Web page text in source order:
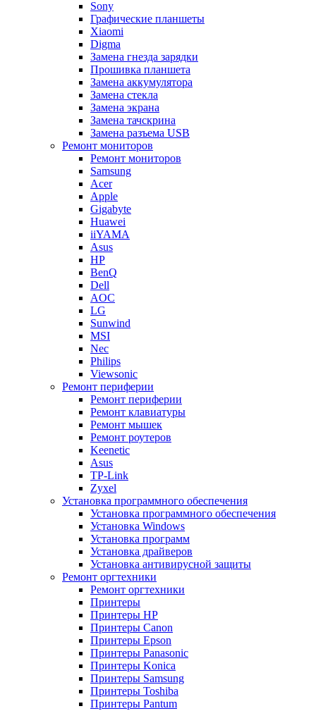
Sony
Графические планшеты
Xiaomi
Digma
Замена гнезда зарядки
Прошивка планшета
Замена аккумулятора
Замена стекла
Замена экрана
Замена тачскрина
Замена разъема USB
Ремонт мониторов
Ремонт мониторов
Samsung
Acer
Apple
Gigabyte
Huawei
iiYAMA
Asus
HP
BenQ
Dell
AOC
LG
Sunwind
MSI
Nec
Philips
Viewsonic
Ремонт периферии
Ремонт периферии
Ремонт клавиатуры
Ремонт мышек
Ремонт роутеров
Keenetic
Asus
TP-Link
Zyxel
Установка программного обеспечения
Установка программного обеспечения
Установка Windows
Установка программ
Установка драйверов
Установка антивирусной защиты
Ремонт оргтехники
Ремонт оргтехники
Принтеры
Принтеры HP
Принтеры Canon
Принтеры Epson
Принтеры Panasonic
Принтеры Konica
Принтеры Samsung
Принтеры Toshiba
Принтеры Pantum